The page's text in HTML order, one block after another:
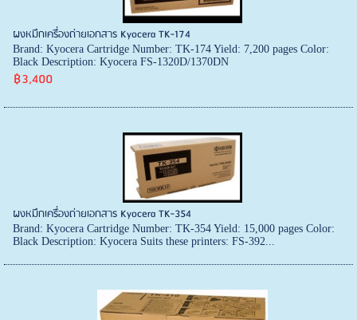
ผงหมึกเครื่องถ่ายเอกสาร Kyocera TK-174
Brand: Kyocera Cartridge Number: TK-174 Yield: 7,200 pages Color:
Black Description: Kyocera FS-1320D/1370DN
฿3,400
ผงหมึกเครื่องถ่ายเอกสาร Kyocera TK-354
Brand: Kyocera Cartridge Number: TK-354 Yield: 15,000 pages Color:
Black Description: Kyocera Suits these printers: FS-392...